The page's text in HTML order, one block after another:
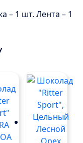
– 1 шт. Лента – 1